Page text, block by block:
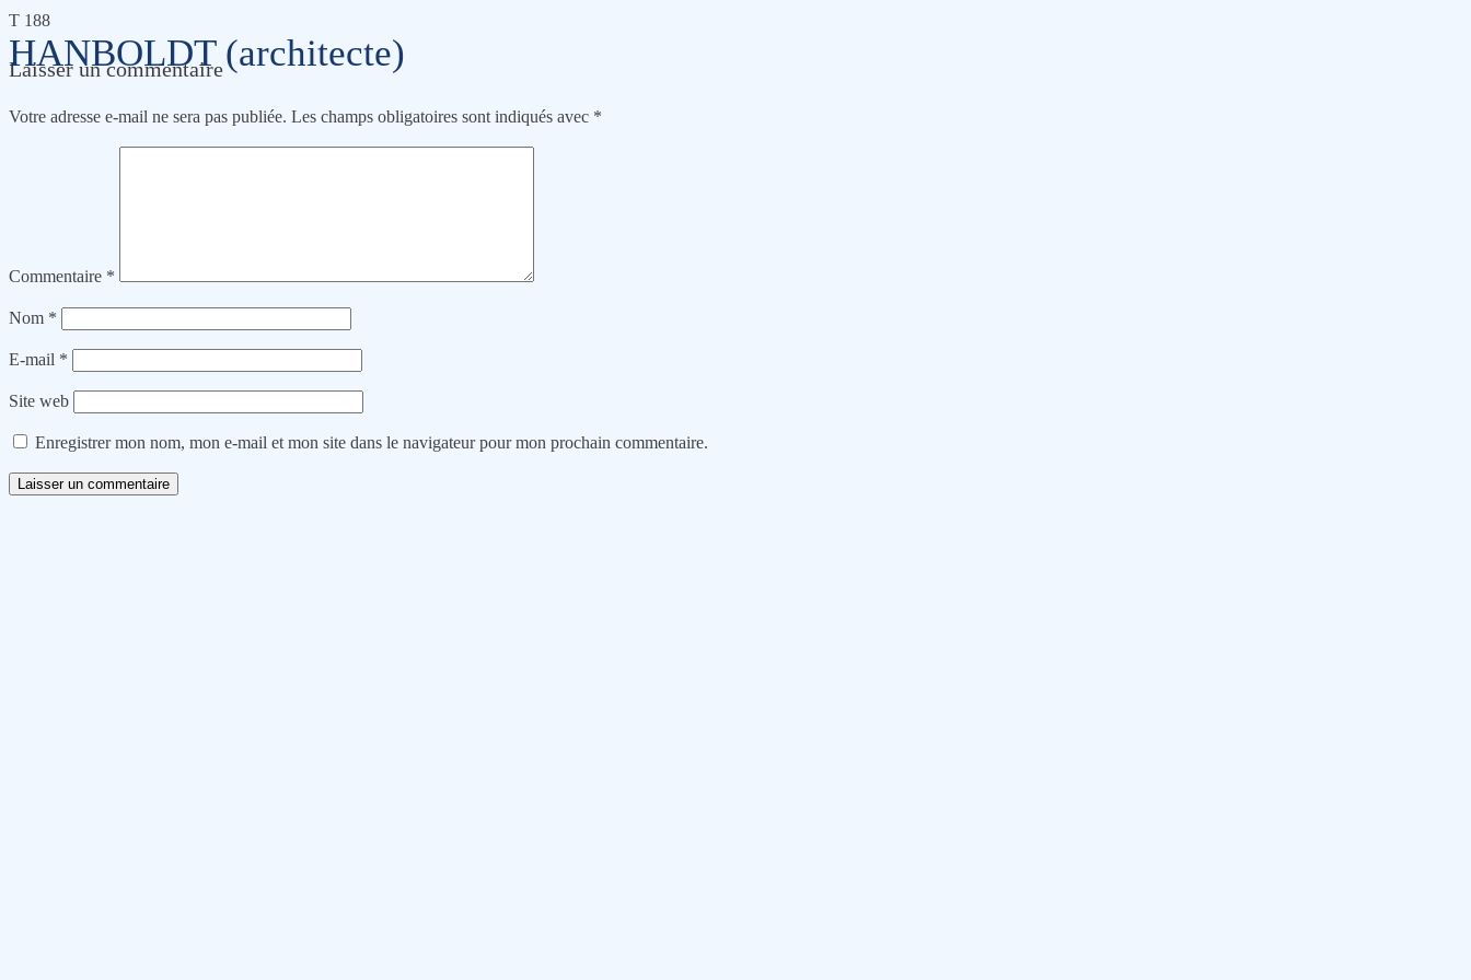
HANBOLDT (architecte)
T 188
Laisser un commentaire
Votre adresse e-mail ne sera pas publiée. Les champs obligatoires sont indiqués avec *
Commentaire *
Nom *
E-mail *
Site web
Enregistrer mon nom, mon e-mail et mon site dans le navigateur pour mon prochain commentaire.